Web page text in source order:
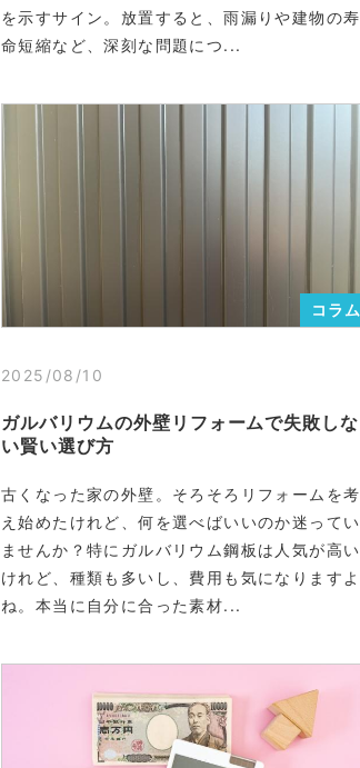
を示すサイン。放置すると、雨漏りや建物の寿
命短縮など、深刻な問題につ...
コラム
2025/08/10
ガルバリウムの外壁リフォームで失敗しな
い賢い選び方
古くなった家の外壁。そろそろリフォームを考
え始めたけれど、何を選べばいいのか迷ってい
ませんか？特にガルバリウム鋼板は人気が高い
けれど、種類も多いし、費用も気になりますよ
ね。本当に自分に合った素材...